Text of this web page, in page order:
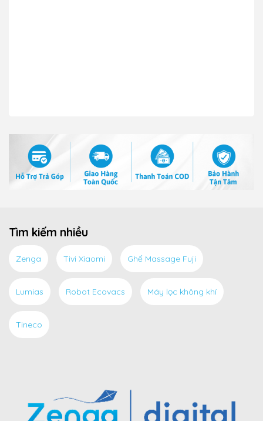
Tìm kiếm nhiều
Zenga Tivi Xiaomi Ghế Massage Fuji
Lumias Robot Ecovacs Máy lọc không khí
Tineco